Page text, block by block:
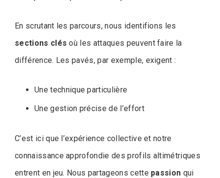
En scrutant les parcours, nous identifions les
sections clés où les attaques peuvent faire la
différence. Les pavés, par exemple, exigent :
Une technique particulière
Une gestion précise de l’effort
C’est ici que l’expérience collective et notre
connaissance approfondie des profils altimétriques
entrent en jeu. Nous partageons cette passion qui